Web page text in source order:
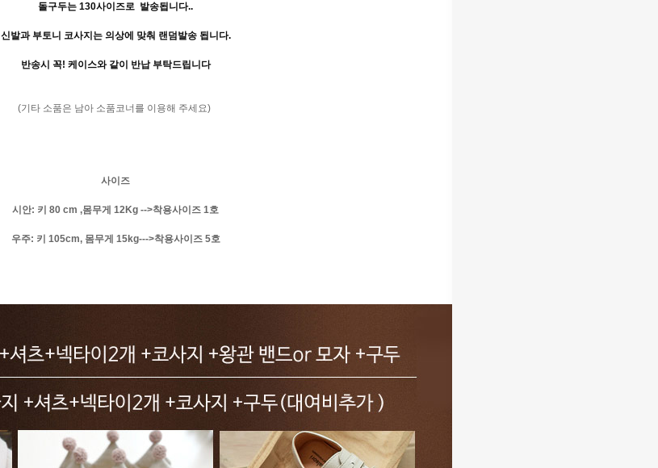
돌구두는 130사이즈로 발송됩니다..
신발과 부토니 코사지는 의상에 맞춰 랜덤발송 됩니다.
반송시 꼭! 케이스와 같이 반납 부탁드립니다
(기타 소품은 남아 소품코너를 이용해 주세요)
사이즈
시안: 키 80 cm ,몸무게 12Kg -->착용사이즈 1호
우주: 키 105cm, 몸무게 15kg--->착용사이즈 5호